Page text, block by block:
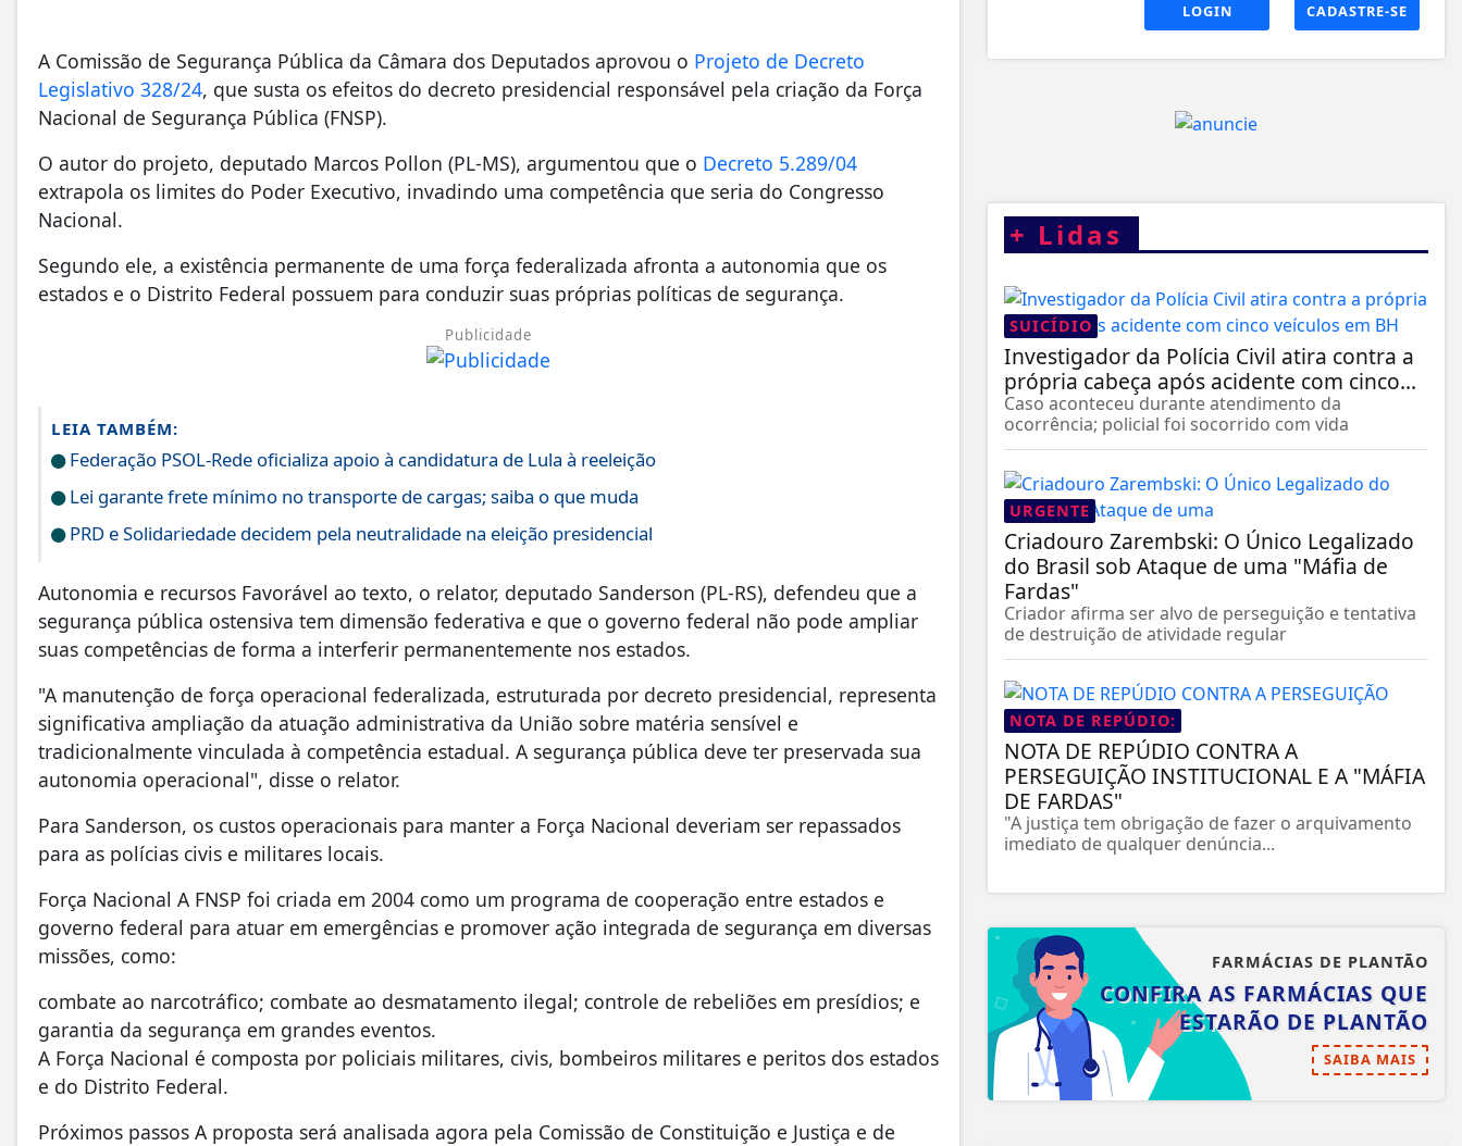
A Comissão de Segurança Pública da Câmara dos Deputados aprovou o Projeto de Decreto
Legislativo 328/24, que susta os efeitos do decreto presidencial responsável pela criação da Força
Nacional de Segurança Pública (FNSP).
O autor do projeto, deputado Marcos Pollon (PL-MS), argumentou que o Decreto 5.289/04
extrapola os limites do Poder Executivo, invadindo uma competência que seria do Congresso
Nacional.
Segundo ele, a existência permanente de uma força federalizada afronta a autonomia que os
estados e o Distrito Federal possuem para conduzir suas próprias políticas de segurança.
Publicidade
LEIA TAMBÉM:
Federação PSOL-Rede oficializa apoio à candidatura de Lula à reeleição
Lei garante frete mínimo no transporte de cargas; saiba o que muda
PRD e Solidariedade decidem pela neutralidade na eleição presidencial
Autonomia e recursos Favorável ao texto, o relator, deputado Sanderson (PL-RS), defendeu que a
segurança pública ostensiva tem dimensão federativa e que o governo federal não pode ampliar
suas competências de forma a interferir permanentemente nos estados.
"A manutenção de força operacional federalizada, estruturada por decreto presidencial, representa
significativa ampliação da atuação administrativa da União sobre matéria sensível e
tradicionalmente vinculada à competência estadual. A segurança pública deve ter preservada sua
autonomia operacional", disse o relator.
Para Sanderson, os custos operacionais para manter a Força Nacional deveriam ser repassados
para as polícias civis e militares locais.
Força Nacional A FNSP foi criada em 2004 como um programa de cooperação entre estados e
governo federal para atuar em emergências e promover ação integrada de segurança em diversas
missões, como:
combate ao narcotráfico; combate ao desmatamento ilegal; controle de rebeliões em presídios; e
garantia da segurança em grandes eventos.
A Força Nacional é composta por policiais militares, civis, bombeiros militares e peritos dos estados
e do Distrito Federal.
Próximos passos A proposta será analisada agora pela Comissão de Constituição e Justiça e de
LOGIN CADASTRE-SE
+ Lidas
SUICÍDIO
Investigador da Polícia Civil atira contra a
própria cabeça após acidente com cinco...
Caso aconteceu durante atendimento da
ocorrência; policial foi socorrido com vida
URGENTE
Criadouro Zarembski: O Único Legalizado
do Brasil sob Ataque de uma "Máfia de
Fardas"
Criador afirma ser alvo de perseguição e tentativa
de destruição de atividade regular
NOTA DE REPÚDIO:
NOTA DE REPÚDIO CONTRA A
PERSEGUIÇÃO INSTITUCIONAL E A "MÁFIA
DE FARDAS"
"A justiça tem obrigação de fazer o arquivamento
imediato de qualquer denúncia...
FARMÁCIAS DE PLANTÃO
CONFIRA AS FARMÁCIAS QUE
ESTARÃO DE PLANTÃO
SAIBA MAIS